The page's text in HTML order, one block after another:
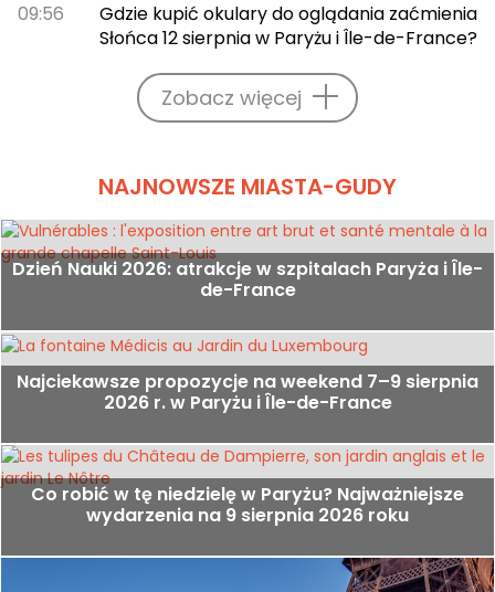
09:56
Gdzie kupić okulary do oglądania zaćmienia
Słońca 12 sierpnia w Paryżu i Île-de-France?
Zobacz więcej
NAJNOWSZE MIASTA-GUDY
Dzień Nauki 2026: atrakcje w szpitalach Paryża i Île-
de-France
Najciekawsze propozycje na weekend 7–9 sierpnia
2026 r. w Paryżu i Île-de-France
Co robić w tę niedzielę w Paryżu? Najważniejsze
wydarzenia na 9 sierpnia 2026 roku